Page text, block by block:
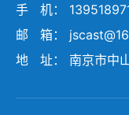
手 机：
邮 箱：
地 址： 南京市中